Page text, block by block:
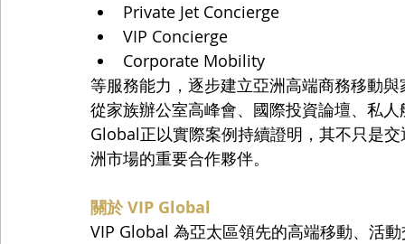
Private Jet Concierge
VIP Concierge
Corporate Mobility
等服務能力，逐步建立亞洲高端商務移動
從家族辦公室高峰會、國際投資論壇、私
Global正以實際案例持續證明，其不只是
洲市場的重要合作夥伴。
關於 VIP Global
VIP Global 為亞太區領先的高端移動、活